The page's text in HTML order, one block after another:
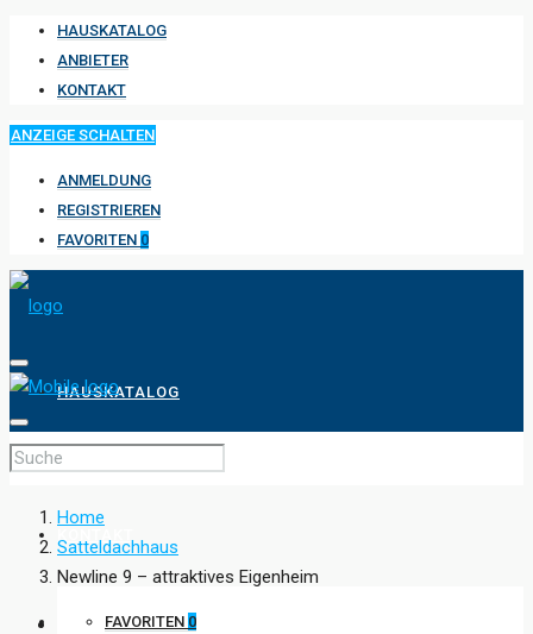
HAUSKATALOG
ANBIETER
KONTAKT
ANZEIGE SCHALTEN
ANMELDUNG
REGISTRIEREN
FAVORITEN 0
HAUSKATALOG
ANBIETER
FAVORITEN 0
Home
Satteldachhaus
Newline 9 – attraktives Eigenheim